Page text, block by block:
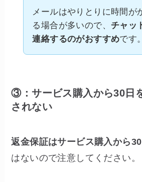
メールはやりとりに時間が
る場合が多いので、チャッ
連絡するのがおすすめです。
③：サービス購入から30日
されない
返金保証はサービス購入から
はないので注意してください。